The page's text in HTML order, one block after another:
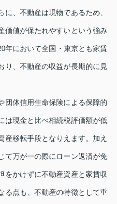
に、不動産は現物であるため、
価値が保たれやすいという強み
年において全国・東京とも家賃
り、不動産の収益が長期的に見
団体信用生命保険による保障的
は現金と比べ相続税評価額が低
産移転手段となりえます。加え
て万が一の際にローン返済が免
をかけずに不動産資産と家賃収
る点も、不動産の特徴として重